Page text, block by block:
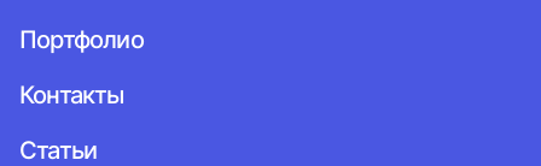
Портфолио
Контакты
Статьи